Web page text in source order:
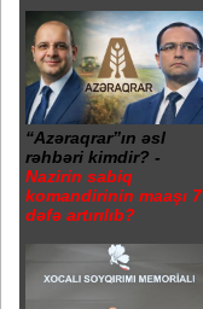
“Azəraqrar”ın əsl
rəhbəri kimdir? -
Nazirin sabiq
komandirinin maaşı 7
dəfə artırılıb?